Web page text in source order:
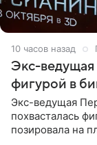
10 часов назад
Экс-ведущая
фигурой в
Экс-ведущая
похвасталась
позировала на